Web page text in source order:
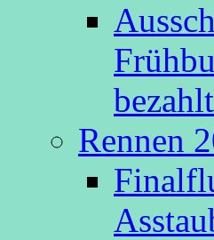
Rennen